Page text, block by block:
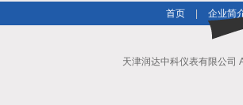
首页 企业简
天津润达中科仪表有限公